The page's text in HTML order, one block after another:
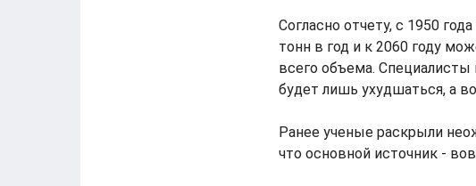
Согласно отчету, с 1950
тонн в год и к 2060 году
всего объема.
будет лишь ухудшаться, а
Ранее ученые раскрыли
что основной источник -